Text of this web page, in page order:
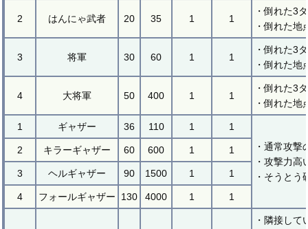
2 はんにゃ武者 20 35 1 1
・倒れた3
・倒れた
3 将軍 30 60 1 1
・倒れた3
・倒れた
4 大将軍 50 400 1 1
・倒れた3
・倒れた
1 ギャザー 36 110 1
1
・通常攻撃
・攻撃力
・そうと
2 キラーギャザー 60 600 1 1
3 ヘルギャザー 90 1500 1 1
4 フォールギャザー 130 4000 1 1
・隣接し